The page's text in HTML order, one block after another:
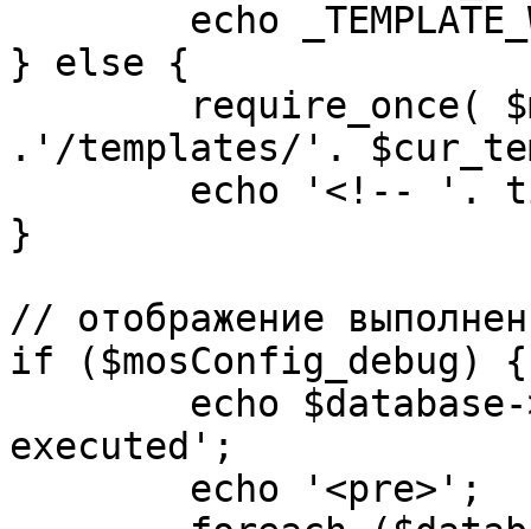
} else {
.'/templates/'.
}
// отображение
if ($mosConfig_debug) {
executed';